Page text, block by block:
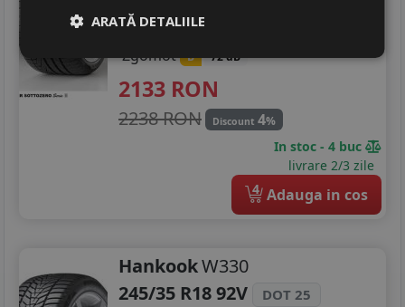
Consum
Aderenta
Zgomot B 72 dB
2133 RON
2238 RON Discount 4%
In stoc - 4 buc
livrare 2/3 zile
4 Adauga in cos
HankookW330
245/35 R18 92V
DOT 25
ARATĂ DETALIILE